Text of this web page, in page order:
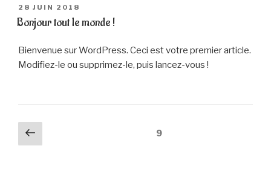
PUBLIÉ
LE
28 JUIN 2018
Bonjour tout le monde !
Bienvenue sur WordPress. Ceci est votre premier article.
Modifiez-le ou supprimez-le, puis lancez-vous !
Navigation
des
Page
précédente
9